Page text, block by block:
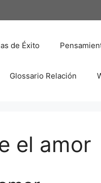
de Éxito
Glossario Relación
el amor